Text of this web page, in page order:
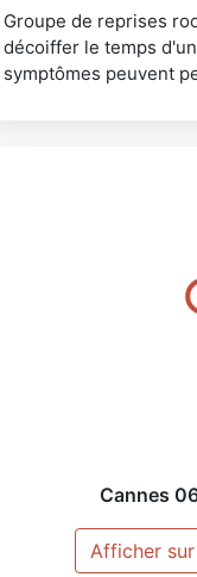
Groupe de reprises
décoiffer le temps
symptômes peuvent
Cannes
Afficher